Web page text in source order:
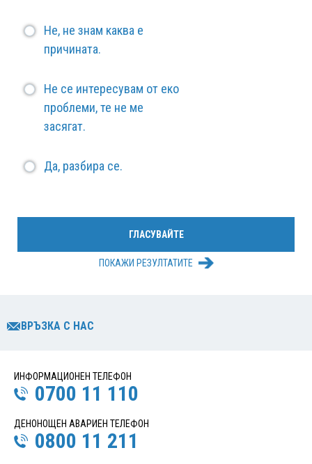
Не, не знам каква е
причината.
Не се интересувам от еко
проблеми, те не ме
засягат.
Да, разбира се.
ПОКАЖИ РЕЗУЛТАТИТЕ
ВРЪЗКА С НАС
ИНФОРМАЦИОНЕН ТЕЛЕФОН
0700 11 110
ДЕНОНОЩЕН АВАРИЕН ТЕЛЕФОН
0800 11 211